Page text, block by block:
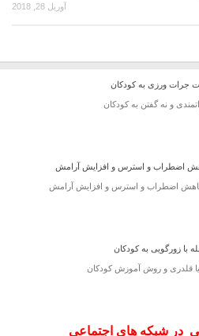
آوریل 28, 2018
با زورگویی به کودکان
اضطراب و استرس و افزایش آرامش
جرات ورزی به کودکان
در شبکه های اجتماعی